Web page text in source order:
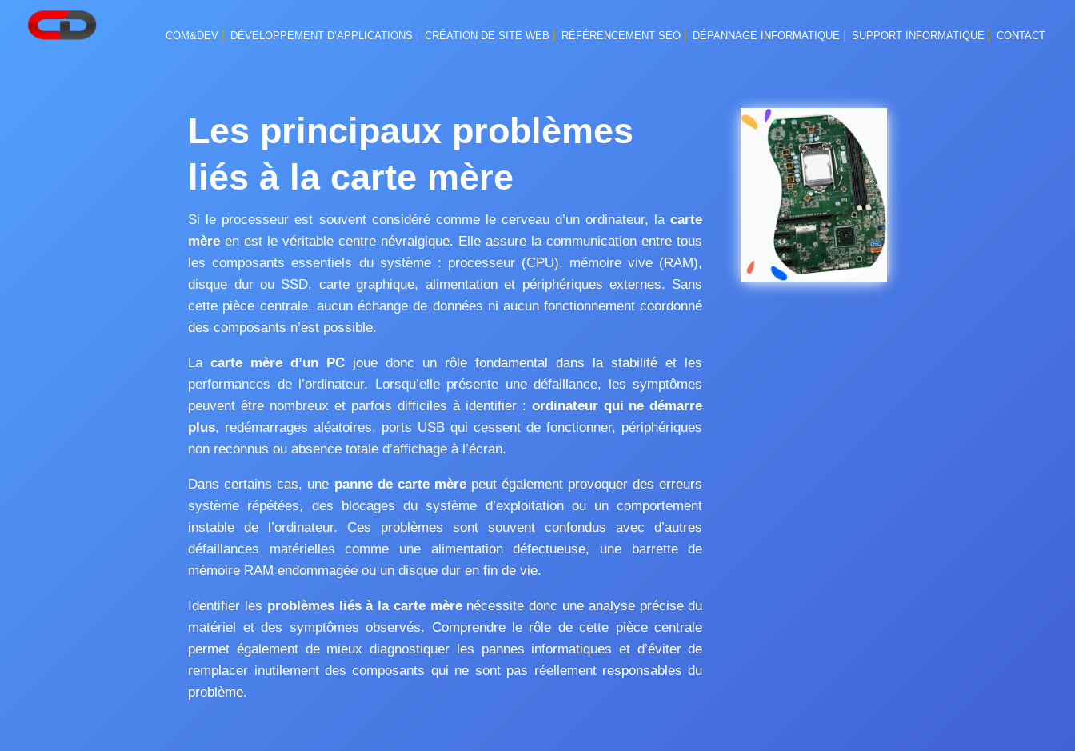
COM&DEV DÉVELOPPEMENT D’APPLICATIONS CRÉATION DE SITE WEB RÉFÉRENCEMENT SEO DÉPANNAGE INFORMATIQUE SUPPORT INFORMATIQUE CONTACT
Les principaux problèmes
liés à la carte mère
Si le processeur est souvent considéré comme le cerveau d’un ordinateur, lacarte
mère en est le véritable centre névralgique. Elle assure la communication entre tous
les composants essentiels du système : processeur (CPU), mémoire vive (RAM),
disque dur ou SSD, carte graphique, alimentation et périphériques externes. Sans
cette pièce centrale, aucun échange de données ni aucun fonctionnement coordonné
des composants n’est possible.
Lacarte mère d’un PC joue donc un rôle fondamental dans la stabilité et les
performances de l’ordinateur. Lorsqu’elle présente une défaillance, les symptômes
peuvent être nombreux et parfois difficiles à identifier : ordinateur qui ne démarre
plus, redémarrages aléatoires, ports USB qui cessent de fonctionner, périphériques
non reconnus ou absence totale d’affichage à l’écran.
Dans certains cas, une panne de carte mèrepeut également provoquer des erreurs
système répétées, des blocages du système d’exploitation ou un comportement
instable de l’ordinateur. Ces problèmes sont souvent confondus avec d’autres
défaillances matérielles comme une alimentation défectueuse, une barrette de
mémoire RAM endommagée ou un disque dur en fin de vie.
Identifier les problèmes liés à la carte mèrenécessite donc une analyse précise du
matériel et des symptômes observés. Comprendre le rôle de cette pièce centrale
permet également de mieux diagnostiquer les pannes informatiques et d’éviter de
remplacer inutilement des composants qui ne sont pas réellement responsables du
problème.